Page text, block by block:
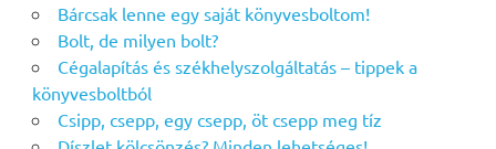
Bárcsak lenne egy saját könyvesboltom!
Bolt, de milyen bolt?
Cégalapítás és székhelyszolgáltatás – tippek a
könyvesboltból
Csipp, csepp, egy csepp, öt csepp meg tíz